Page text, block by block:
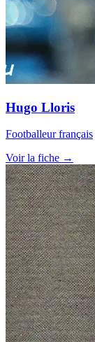
Hugo Lloris
Footballeur français
Voir la fiche →